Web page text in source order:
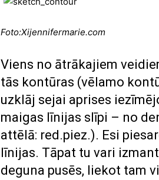
Foto:Xijennifermarie.com
Viens no ātrākajiem
tās kontūras (vēlamo
uzklāj sejai aprises
maigas līnijas slīpi – no
attēlā: red.piez.). Esi
līnijas. Tāpat tu vari
deguna pusēs, liekot tam